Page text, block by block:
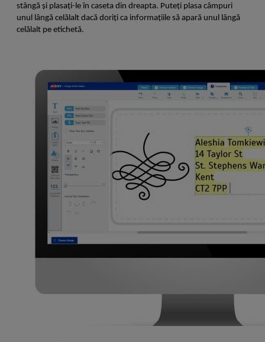
stângă și plasați-le în caseta din dreapta. Puteți plasa câmpuri
unul lângă celălalt dacă doriți ca informațiile să apară unul lângă
celălalt pe etichetă.